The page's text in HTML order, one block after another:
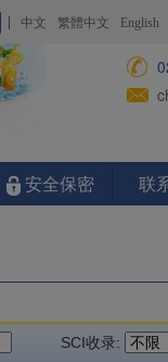
中文 繁體中文 English
安全保密 联
SCI收录: